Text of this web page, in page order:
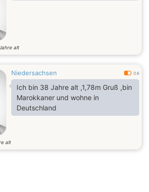
alt
Niedersachsen 0.6
Ich bin 38 Jahre alt ,1,78m Gruß ,bin
Marokkaner und wohne in
Deutschland
alt